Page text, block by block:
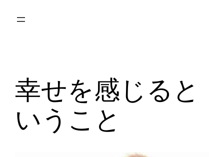
幸せを感じると
いうこと